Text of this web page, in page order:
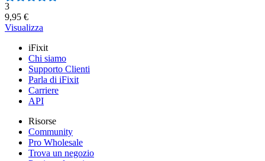
Numero di recensioni:
3
9,95 €
Visualizza
iFixit
Chi siamo
Supporto Clienti
Parla di iFixit
Carriere
API
Risorse
Community
Pro Wholesale
Trova un negozio